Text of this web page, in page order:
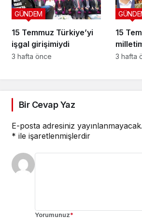
15 Temmuz Türkiye’yi
işgal girişimiydi
GÜNDEM
3 hafta önce
15
3 hafta
Bir Cevap Yaz
E-posta adresiniz yayınlanmayacak.
* ile işaretlenmişlerdir
Yorumunuz*